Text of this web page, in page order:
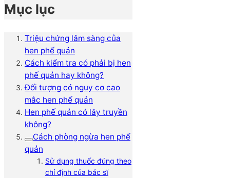
Mục lục
Triệu chứng lâm sàng của
hen phế quản
Cách kiểm tra có phải bị hen
phế quản hay không?
Đối tượng có nguy cơ cao
mắc hen phế quản
Hen phế quản có lây truyền
không?
Cách phòng ngừa hen phế
quản
Sử dụng thuốc đúng theo
chỉ định của bác sĩ